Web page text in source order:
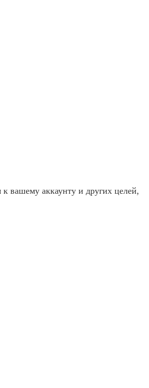
вашему аккаунту и других целей,